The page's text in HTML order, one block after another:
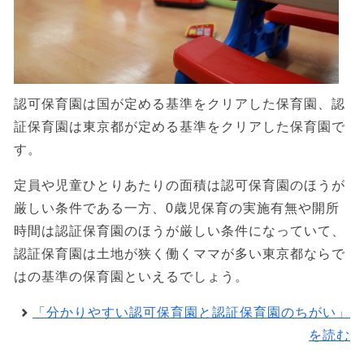
認可保育園は国が定める基準をクリアした保育園、認
証保育園は東京都が定める基準をクリアした保育園で
す。
定員や児童ひとりあたりの面積は認可保育園のほうが
厳しい条件である一方、0歳児保育の実施有無や開所
時間は認証保育園のほうが厳しい条件になっていて、
認証保育園は土地が狭く働くママが多い東京都ならで
はの基準の保育園といえるでしょう。
「分かりやすい認可保育園と認証保育園のちがい」
を読む